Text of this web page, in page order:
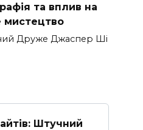
та вплив на
мистецтво
Друже Джаспер Ші
Штучний